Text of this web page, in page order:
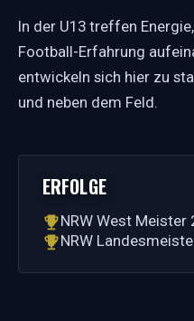
In der U13 treffen
Football-Erfahrung
entwickeln sich hier zu
und neben dem Feld.
ERFOLGE
NRW West Meister
NRW